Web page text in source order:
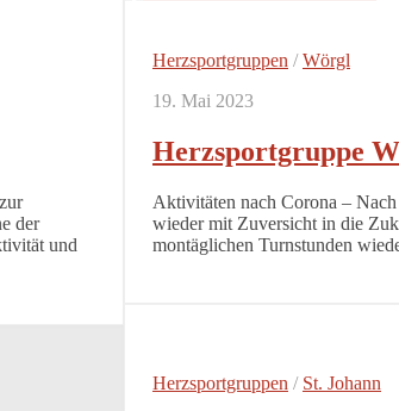
der
und
Herzsportgruppen /Wörgl
19. Mai 2023
Herzsportgruppe
Aktivitäten nach Corona –
wieder mit Zuversicht in die
montäglichen Turnstunden
Herzsportgruppen / St. Johann